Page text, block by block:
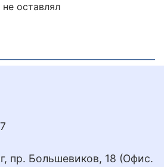
оставлял
пр. Большевиков, 18 (Офис.